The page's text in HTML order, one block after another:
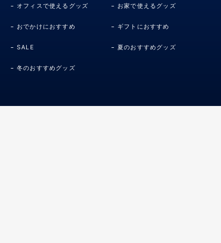
オフィスで使えるグッズ お家で使えるグッズ
おでかけにおすすめ ギフトにおすすめ
SALE 夏のおすすめグッズ
冬のおすすめグッズ